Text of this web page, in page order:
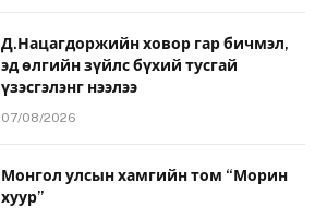
Д.Нацагдоржийн ховор гар бичмэл,
эд өлгийн зүйлс бүхий тусгай
үзэсгэлэнг нээлээ
07/08/2026
Монгол улсын хамгийн том “Морин
хуур”